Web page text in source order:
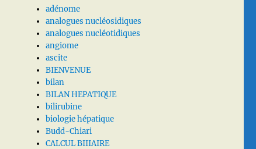
adénome
analogues nucléosidiques
analogues nucléotidiques
angiome
ascite
BIENVENUE
bilan
BILAN HEPATIQUE
bilirubine
biologie hépatique
Budd-Chiari
CALCUL BIIIAIRE